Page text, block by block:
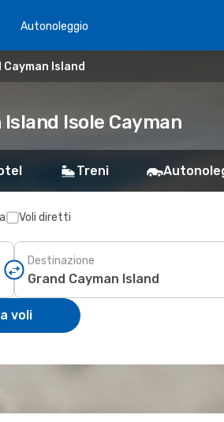
Autonoleggio
Island
Isole Cayman
Treni
Voli diretti
Destinazione
voli